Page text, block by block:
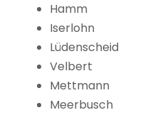
Hamm
Iserlohn
Lüdenscheid
Velbert
Mettmann
Meerbusch